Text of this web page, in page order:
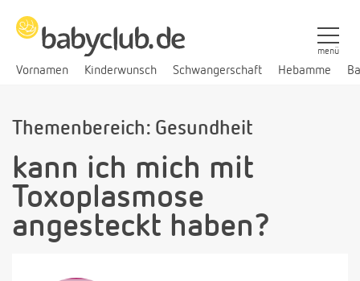
Vornamen Kinderwunsch Schwangerschaft Hebamme
menü
Themenbereich: Gesundheit
kann ich mich mit
Toxoplasmose
angesteckt haben?